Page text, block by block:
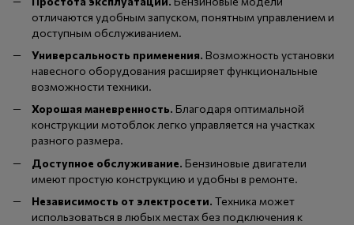
отличаются удобным запуском, понятным управлением и
доступным обслуживанием.
Универсальность применения. Возможность установки
навесного оборудования расширяет функциональные
возможности техники.
Хорошая маневренность. Благодаря оптимальной
конструкции мотоблок легко управляется на участках
разного размера.
Доступное обслуживание. Бензиновые двигатели
имеют простую конструкцию и удобны в ремонте.
Независимость от электросети. Техника может
использоваться в любых местах без подключения к